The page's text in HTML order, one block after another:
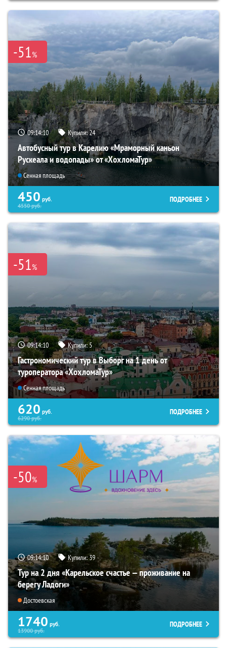
-51%
09:14:09 Купили:24
Автобусный тур в Карелию «Мраморный каньон
Рускеала и водопады» от «ХохломаТур»
Сенная площадь
450 руб.
4550руб.
ПОДРОБНЕЕ
-51%
09:14:09 Купили:5
Гастрономический тур в Выборг на 1 день от
туроператора «ХохломаТур»
Сенная площадь
620 руб.
6290руб.
ПОДРОБНЕЕ
-50%
09:14:09 Купили:39
Тур на 2 дня «Карельское счастье — проживание на
берегу Ладоги»
Достоевская
1740 руб.
13900руб.
ПОДРОБНЕЕ